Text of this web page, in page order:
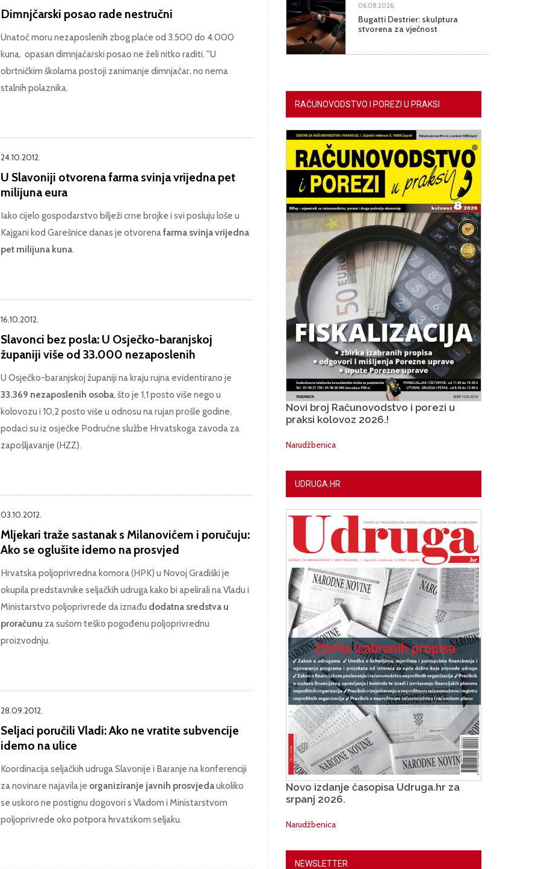
Dimnjčarski posao rade nestručni
Unatoč moru nezaposlenih zbog plaće od 3.500 do 4.000
kuna, opasan dimnjačarski posao ne želi nitko raditi. ''U
obrtničkim školama postoji zanimanje dimnjačar, no nema
stalnih polaznika.
24.10.2012.
U Slavoniji otvorena farma svinja vrijedna pet
milijuna eura
Iako cijelo gospodarstvo bilježi crne brojke i svi posluju loše u
Kajgani kod Garešnice danas je otvorenafarma svinja vrijedna
pet milijuna kuna.
16.10.2012.
Slavonci bez posla: U Osječko-baranjskoj
županiji više od 33.000 nezaposlenih
U Osječko-baranjskoj županiji na kraju rujna evidentirano je
33.369 nezaposlenih osoba, što je 1,1 posto više nego u
kolovozu i 10,2 posto više u odnosu na rujan prošle godine,
podaci su iz osječke Područne službe Hrvatskoga zavoda za
zapošljavanje (HZZ).
03.10.2012.
Mljekari traže sastanak s Milanovićem i poručuju:
Ako se oglušite idemo na prosvjed
Hrvatska poljoprivredna komora (HPK) u Novoj Gradiški je
okupila predstavnike seljačkih udruga kako bi apelirali na Vladu i
Ministarstvo poljoprivrede da iznađu dodatna sredstva u
proračunu za sušom teško pogođenu poljoprivrednu
proizvodnju.
28.09.2012.
Seljaci poručili Vladi: Ako ne vratite subvencije
idemo na ulice
Koordinacija seljačkih udruga Slavonije i Baranje na konferenciji
za novinare najavila je organiziranje javnih prosvjedaukoliko
se uskoro ne postignu dogovori s Vladom i Ministarstvom
poljoprivrede oko potpora hrvatskom seljaku.
06.08.2026.
Bugatti Destrier: skulptura
stvorena za vječnost
RAČUNOVODSTVO I POREZI U PRAKSI
Novi broj Računovodstvo i porezi u
praksi kolovoz 2026.!
Narudžbenica
UDRUGA.HR
Novo izdanje časopisa Udruga.hr za
srpanj 2026.
Narudžbenica
NEWSLETTER